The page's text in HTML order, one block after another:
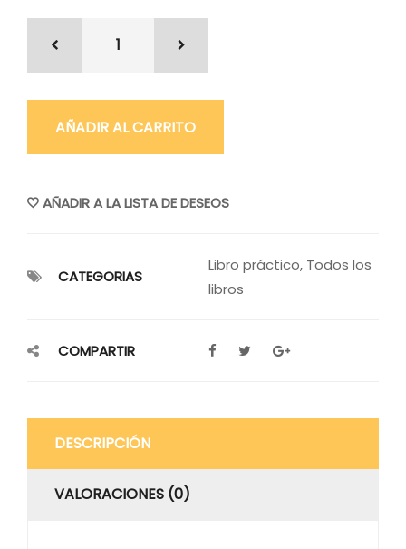
AÑADIR AL CARRITO
AÑADIR A LA LISTA DE DESEOS
CATEGORIAS
Libro práctico, Todos los
libros
COMPARTIR
DESCRIPCIÓN
VALORACIONES (0)